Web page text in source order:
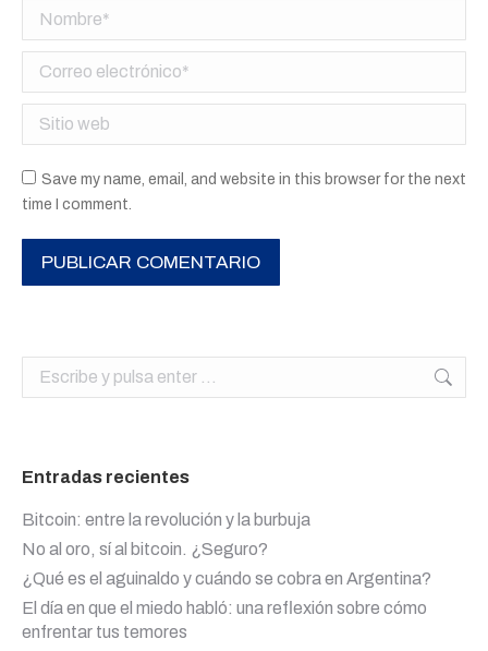
Nombre *
Correo electrónico *
Sitio web
Save my name, email, and website in this browser for the next
time I comment.
PUBLICAR COMENTARIO
Buscar:
Entradas recientes
Bitcoin: entre la revolución y la burbuja
No al oro, sí al bitcoin. ¿Seguro?
¿Qué es el aguinaldo y cuándo se cobra en Argentina?
El día en que el miedo habló: una reflexión sobre cómo
enfrentar tus temores